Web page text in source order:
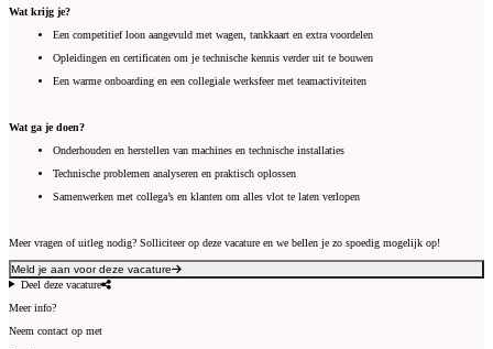
Wat krijg je?
Een competitief loon aangevuld met wagen, tankkaart en extra voordelen
Opleidingen en certificaten om je technische kennis verder uit te bouwen
Een warme onboarding en een collegiale werksfeer met teamactiviteiten
Wat ga je doen?
Onderhouden en herstellen van machines en technische installaties
Technische problemen analyseren en praktisch oplossen
Samenwerken met collega’s en klanten om alles vlot te laten verlopen
Meer vragen of uitleg nodig? Solliciteer op deze vacature en we bellen je zo spoedig mogelijk op!
Meld je aan voor deze vacature
Deel deze vacature
Meer info?
Neem contact op met